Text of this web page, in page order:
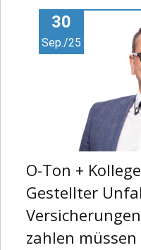
30
Sep./25
O-Ton +
Gestellter
zahlen müssen